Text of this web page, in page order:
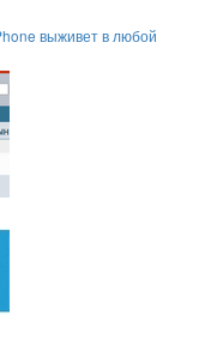
выживет в любой